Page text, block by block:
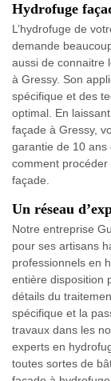
Hydrofuge
L’hydrofuge de
demande
aussi de connaitre
à Gressy. Son
spécifique et des
optimal. En
façade à Gressy,
garantie de 10 ans
comment procéder
façade.
Un réseau
Notre entreprise
pour ses artisans
professionnels en
entière disposition
détails du
spécifique et la
travaux dans les
experts en
toutes sortes de